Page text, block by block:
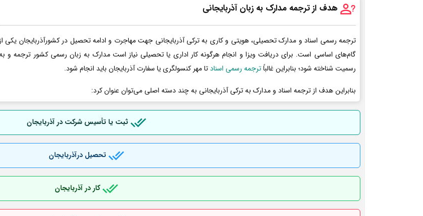
هدف از ترجمه مدارک به زبان آذربایجانی
ترجمه رسمی اسناد و مدارک تحصیلی، هویتی و کاری به ترکی آذربایجانی جهت مهاجرت و ادامه تحصیل در کشورآذربایجان یکی از
گام‌های اساسی است. برای دریافت ویزا و انجام هرگونه کار اداری یا تحصیلی نیاز است مدارک به زبان رسمی کشور ترجمه و
رسمیت شناخته شود؛ بنابراین غالباًترجمه رسمی اسنادتا مهر کنسولگری یا سفارت آذربایجان باید انجام شود.
بنابراین هدف از ترجمه اسناد و مدارک به ترکی آذربایجانی به چند دسته اصلی می‌توان عنوان کرد:
ثبت یا تأسیس شرکت در آذربایجان
تحصیل درآذربایجان
کار در آذربایجان